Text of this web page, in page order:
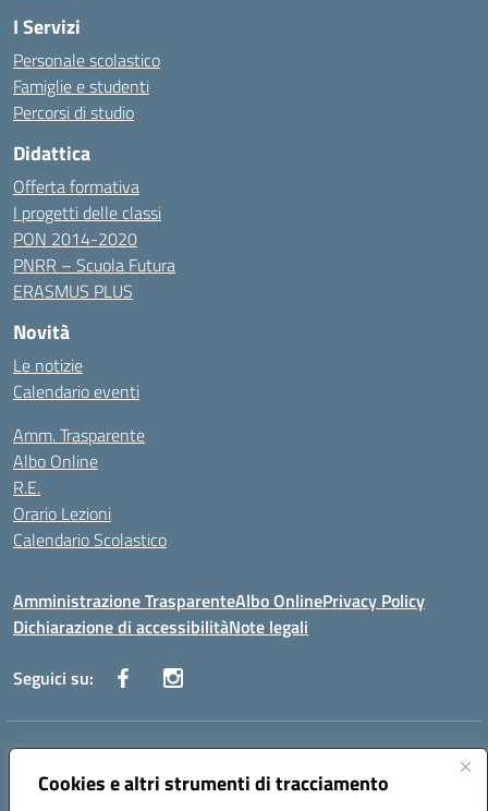
Cookies e altri strumenti di tracciamento
I Servizi
Personale scolastico
Famiglie e studenti
Percorsi di studio
Didattica
Offerta formativa
I progetti delle classi
PON 2014-2020
PNRR – Scuola Futura
ERASMUS PLUS
Novità
Le notizie
Calendario eventi
Amm. Trasparente
Albo Online
R.E.
Orario Lezioni
Calendario Scolastico
Amministrazione TrasparenteAlbo OnlinePrivacy Policy
Dichiarazione di accessibilitàNote legali
Seguici su:
Indirizzo:Via Vecchini n. 2, Ancona 60123 - Via M. Marini n. 33, Ancona
60129